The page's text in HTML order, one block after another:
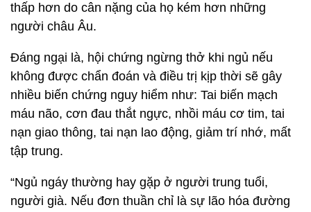
thấp hơn do cân nặng của họ kém hơn những
người châu Âu.
Đáng ngại là, hội chứng ngừng thở khi ngủ nếu
không được chẩn đoán và điều trị kịp thời sẽ gây
nhiều biến chứng nguy hiểm như: Tai biến mạch
máu não, cơn đau thắt ngực, nhồi máu cơ tim, tai
nạn giao thông, tai nạn lao động, giảm trí nhớ, mất
tập trung.
“Ngủ ngáy thường hay gặp ở người trung tuổi,
người già. Nếu đơn thuần chỉ là sự lão hóa đường